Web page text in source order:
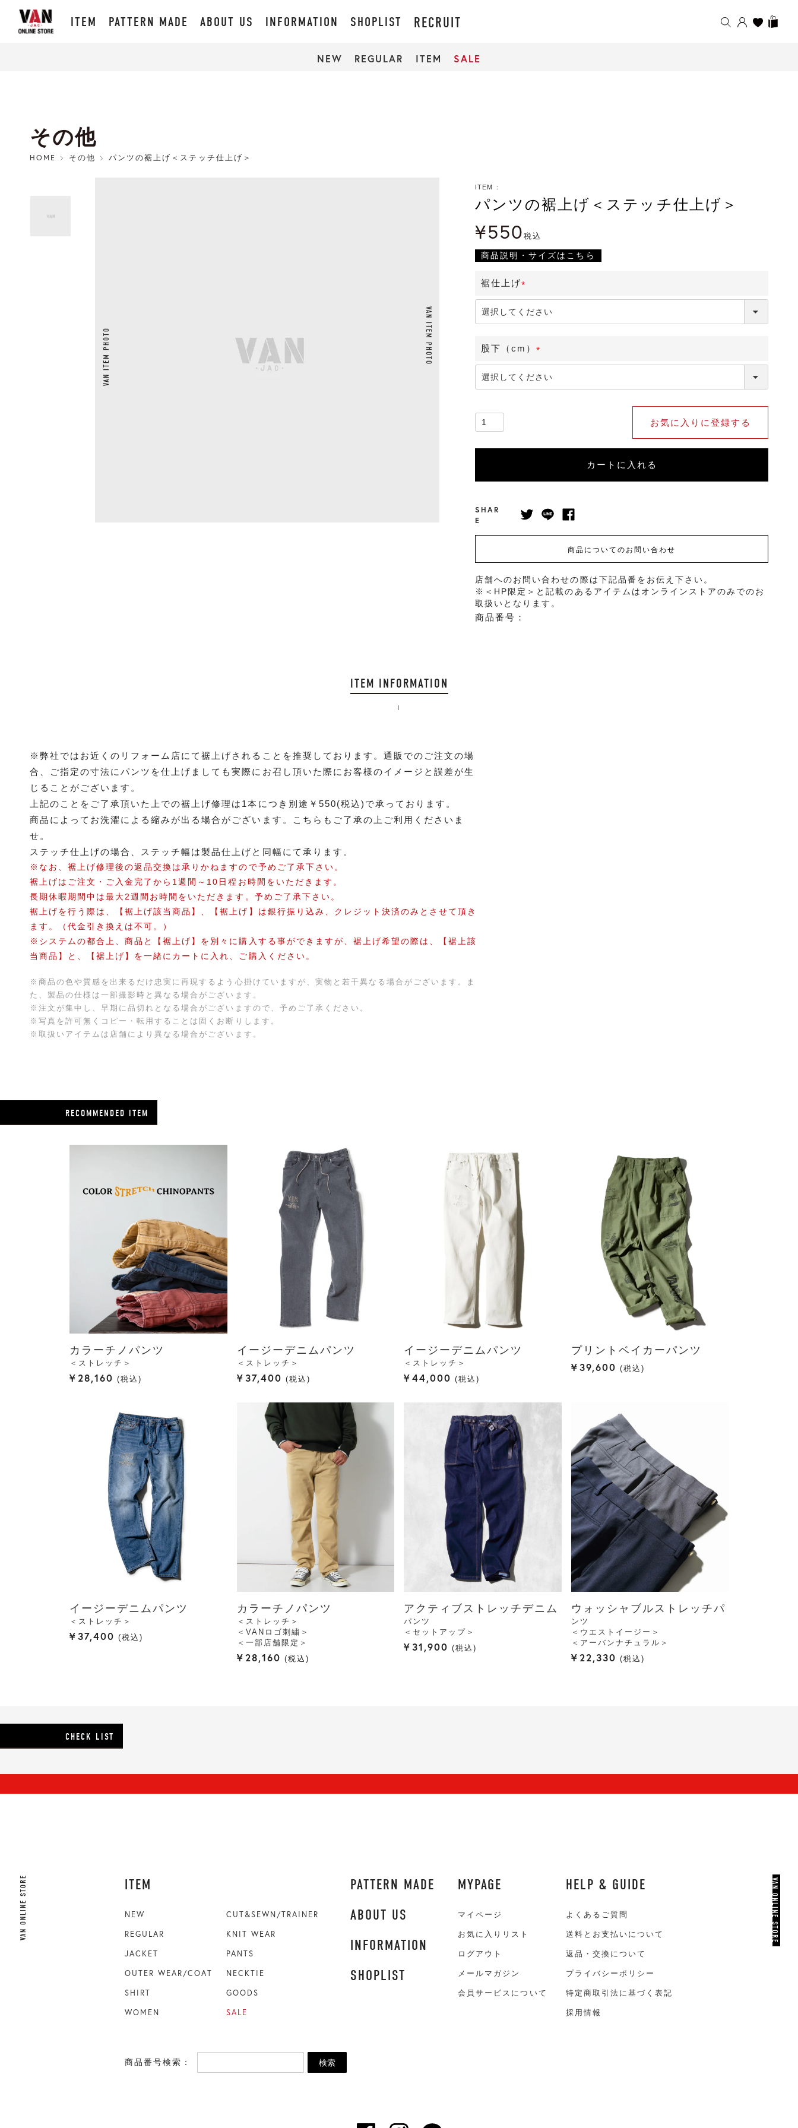
ITEM PATTERN MADE ABOUT US INFORMATION SHOPLIST RECRUIT
NEW REGULAR ITEM SALE
その他
HOME その他 パンツの裾上げ＜ステッチ仕上げ＞
VAN ITEM PHOTO
VAN ITEM PHOTO
ITEM
パンツの裾上げ＜ステッチ仕上げ＞
¥550税込
商品説明・サイズはこちら
裾仕上げ
(
必
須
股下（cm）
(
必
須
お気に入りに登録する
カートに入れる
SHAR
E
商品についてのお問い合わせ
店舗へのお問い合わせの際は下記品番をお伝え下さい。
※＜HP限定＞と記載のあるアイテムはオンラインストアのみでのお
取扱いとなります。
商品番号：
ITEM INFORMATION
※弊社ではお近くのリフォーム店にて裾上げされることを推奨しております。通販でのご注文の場
合、ご指定の寸法にパンツを仕上げましても実際にお召し頂いた際にお客様のイメージと誤差が生
じることがございます。
上記のことをご了承頂いた上での裾上げ修理は1本につき別途￥550(税込)で承っております。
商品によってお洗濯による縮みが出る場合がございます。こちらもご了承の上ご利用くださいま
せ。
ステッチ仕上げの場合、ステッチ幅は製品仕上げと同幅にて承ります。
※なお、裾上げ修理後の返品交換は承りかねますので予めご了承下さい。
裾上げはご注文・ご入金完了から1週間～10日程お時間をいただきます。
長期休暇期間中は最大2週間お時間をいただきます。予めご了承下さい。
裾上げを行う際は、【裾上げ該当商品】、【裾上げ】は銀行振り込み、クレジット決済のみとさせて頂き
ます。（代金引き換えは不可。）
※システムの都合上、商品と【裾上げ】を別々に購入する事ができますが、裾上げ希望の際は、【裾上該
当商品】と、【裾上げ】を一緒にカートに入れ、ご購入ください。
※商品の色や質感を出来るだけ忠実に再現するよう心掛けていますが、実物と若干異なる場合がございます。ま
た、製品の仕様は一部撮影時と異なる場合がございます。
※注文が集中し、早期に品切れとなる場合がございますので、予めご了承ください。
※写真を許可無くコピー・転用することは固くお断りします。
※取扱いアイテムは店舗により異なる場合がございます。
RECOMMENDED ITEM
カラーチノパンツ
＜ストレッチ＞
¥28,160 税込
イージーデニムパンツ
＜ストレッチ＞
¥37,400 税込
イージーデニムパンツ
＜ストレッチ＞
¥44,000 税込
プリントベイカーパンツ
¥39,600 税込
イージーデニムパンツ
＜ストレッチ＞
¥37,400 税込
カラーチノパンツ
＜ストレッチ＞
＜VANロゴ刺繍＞
＜一部店舗限定＞
¥28,160 税込
アクティブストレッチデニム
パンツ
＜セットアップ＞
¥31,900 税込
ウォッシャブルストレッチパ
ンツ
＜ウエストイージー＞
＜アーバンナチュラル＞
¥22,330 税込
CHECK LIST
ITEM
NEW
REGULAR
JACKET
OUTER WEAR/COAT
SHIRT
WOMEN
CUT&SEWN/TRAINER
KNIT WEAR
PANTS
NECKTIE
GOODS
SALE
商品番号検索： 検索
PATTERN MADE
ABOUT US
INFORMATION
SHOPLIST
MYPAGE
マイページ
お気に入りリスト
ログアウト
メールマガジン
会員サービスについて
HELP & GUIDE
よくあるご質問
送料とお支払いについて
返品・交換について
プライバシーポリシー
特定商取引法に基づく表記
採用情報
VAN ONLINE STORE VAN ONLINE STORE